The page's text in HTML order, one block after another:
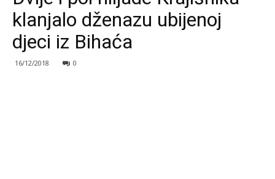
klanjalo dženazu ubijenoj
djeci iz Bihaća
16/12/2018 0